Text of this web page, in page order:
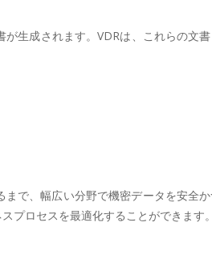
生成されます。VDRは、これらの文
で、幅広い分野で機密データを安全
プロセスを最適化することができます。